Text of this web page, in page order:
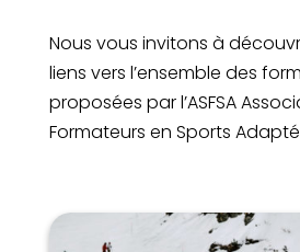
Nous vous invitons à
liens vers l’ensemble des
proposées par l’ASFSA
Formateurs en Sports